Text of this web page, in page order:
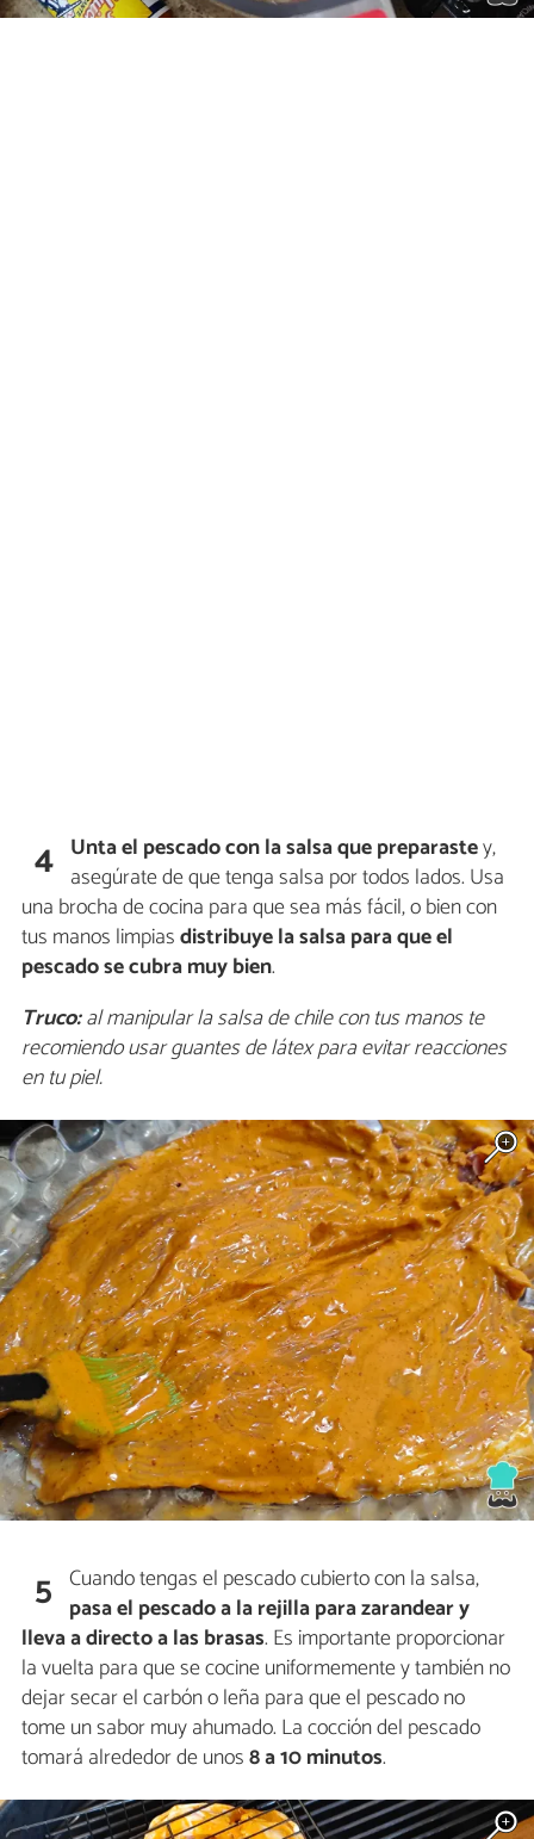
4 Unta el pescado con la salsa que preparastey,
asegúrate de que tenga salsa por todos lados. Usa
una brocha de cocina para que sea más fácil, o bien con
tus manos limpiasdistribuye la salsa para que el
pescado se cubra muy bien.
Truco:al manipular la salsa de chile con tus manos te
recomiendo usar guantes de látex para evitar reacciones
en tu piel.
5 Cuando tengas el pescado cubierto con la salsa,
pasa el pescado a la rejilla para zarandear y
lleva a directo a las brasas. Es importante proporcionar
la vuelta para que se cocine uniformemente y también no
dejar secar el carbón o leña para que el pescado no
tome un sabor muy ahumado. La cocción del pescado
tomará alrededor de unos8 a 10 minutos.